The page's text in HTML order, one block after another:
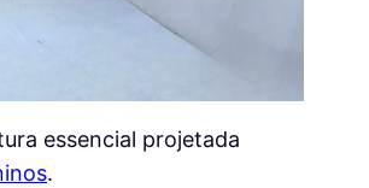
essencial projetada
.